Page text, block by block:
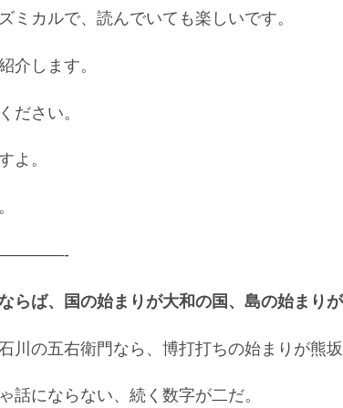
ミカルで、読んでいても楽しいです。
介します。
ださい。
よ。
らば、国の始まりが大和の国、島の始まりが
川の五右衛門なら、博打打ちの始まりが熊坂
話にならない、続く数字が二だ。